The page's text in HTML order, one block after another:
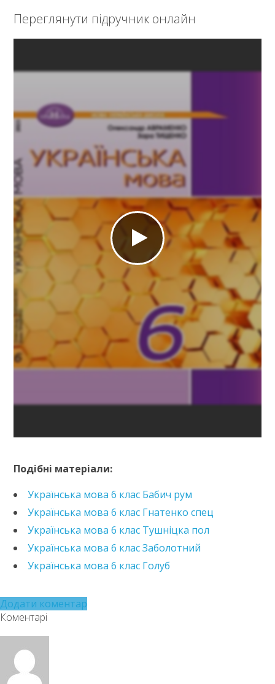
Переглянути підручник онлайн
2023&pageLayout=singlePage&u=kreidaros
Подібні матеріали:
Українська мова 6 клас Бабич рум
Українська мова 6 клас Гнатенко спец
Українська мова 6 клас Тушніцка пол
Українська мова 6 клас Заболотний
Українська мова 6 клас Голуб
Додати коментар
Коментарі